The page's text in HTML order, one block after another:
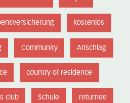
kostenlos
Community Anschlag
country of residence
club Schule returnee